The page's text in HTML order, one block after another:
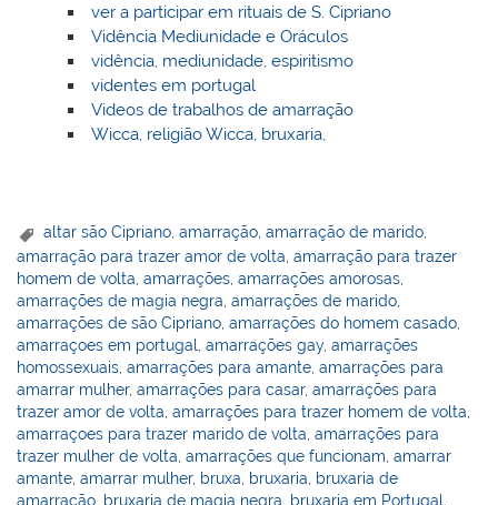
ver a participar em rituais de S. Cipriano
Vidência Mediunidade e Oráculos
vidência, mediunidade, espiritismo
videntes em portugal
Videos de trabalhos de amarração
Wicca, religião Wicca, bruxaria,
altar são Cipriano,amarração,amarração de marido,
amarração para trazer amor de volta ,amarração para trazer
homem de volta ,amarrações ,amarrações amorosas
amarrações de magia negra ,amarrações de marido
amarrações de são Cipriano ,amarrações do homem casado
amarraçoes em portugal ,amarrações gay,amarrações
homossexuais ,amarrações para amante ,amarrações para
amarrar mulher,amarrações para casar,amarrações para
trazer amor de volta ,amarrações para trazer homem de volta
amarraçoes para trazer marido de volta ,amarrações para
trazer mulher de volta ,amarrações que funcionam ,amarrar
amante ,amarrar mulher, bruxa bruxaria
bruxaria de
amarração bruxaria de magia negra bruxaria em Portugal